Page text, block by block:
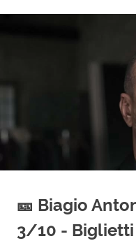
🎫 Biagio
3/10 -